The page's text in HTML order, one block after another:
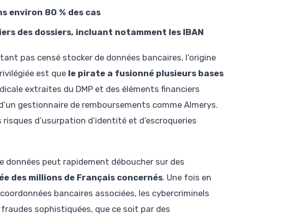
environ 80 % des cas
des dossiers, incluant notamment les IBAN
pas censé stocker de données bancaires, l’origine
est que le pirate a fusionné plusieurs bases
extraites du DMP et des éléments financiers
gestionnaire de remboursements comme Almerys.
d’usurpation d’identité et d’escroqueries
peut rapidement déboucher sur des
des millions de Français concernés. Une fois en
bancaires associées, les cybercriminels
sophistiquées, que ce soit par des